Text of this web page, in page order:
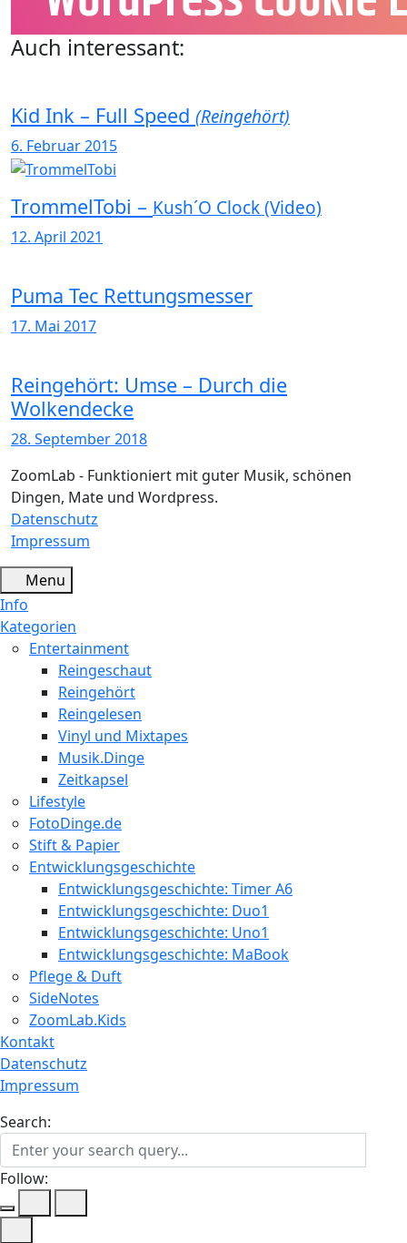
Auch interessant:
Kid Ink – Full Speed (Reingehört)
6. Februar 2015
TrommelTobi – Kush´O Clock (Video)
12. April 2021
Puma Tec Rettungsmesser
17. Mai 2017
Reingehört: Umse – Durch die
Wolkendecke
28. September 2018
ZoomLab - Funktioniert mit guter Musik, schönen
Dingen, Mate und Wordpress.
Datenschutz
Impressum
Menu
Info
Kategorien
Entertainment
Reingeschaut
Reingehört
Reingelesen
Vinyl und Mixtapes
Musik.Dinge
Zeitkapsel
Lifestyle
FotoDinge.de
Stift & Papier
Entwicklungsgeschichte
Entwicklungsgeschichte: Timer A6
Entwicklungsgeschichte: Duo1
Entwicklungsgeschichte: Uno1
Entwicklungsgeschichte: MaBook
Pflege & Duft
SideNotes
ZoomLab.Kids
Kontakt
Datenschutz
Impressum
Search:
Follow: